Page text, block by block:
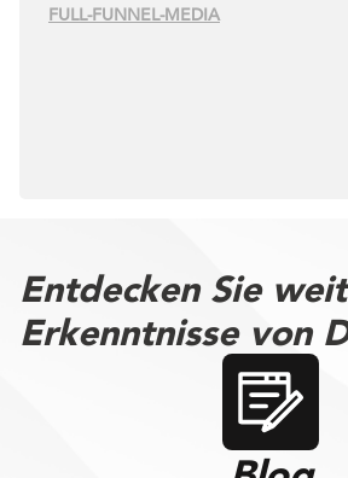
FULL-FUNNEL-MEDIA
Entdecken Sie
Erkenntnisse von